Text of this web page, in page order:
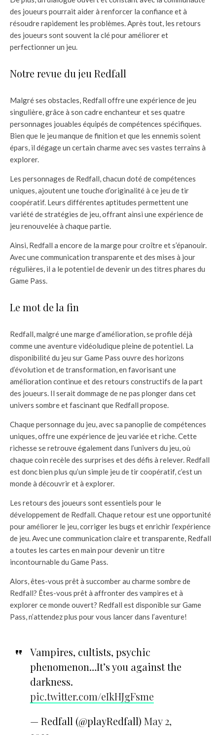
des joueurs pourrait aider à renforcer la confiance et à
résoudre rapidement les problèmes. Après tout, les retours
des joueurs sont souvent la clé pour améliorer et
perfectionner un jeu.
Notre revue du jeu Redfall
Malgré ses obstacles, Redfall offre une expérience de jeu
singulière, grâce à son cadre enchanteur et ses quatre
personnages jouables équipés de compétences spécifiques.
Bien que le jeu manque de finition et que les ennemis soient
épars, il dégage un certain charme avec ses vastes terrains à
explorer.
Les personnages de Redfall, chacun doté de compétences
uniques, ajoutent une touche d’originalité à ce jeu de tir
coopératif. Leurs différentes aptitudes permettent une
variété de stratégies de jeu, offrant ainsi une expérience de
jeu renouvelée à chaque partie.
Ainsi, Redfall a encore de la marge pour croître et s’épanouir.
Avec une communication transparente et des mises à jour
régulières, il a le potentiel de devenir un des titres phares du
Game Pass.
Le mot de la fin
Redfall, malgré une marge d’amélioration, se profile déjà
comme une aventure vidéoludique pleine de potentiel. La
disponibilité du jeu sur Game Pass ouvre des horizons
d’évolution et de transformation, en favorisant une
amélioration continue et des retours constructifs de la part
des joueurs. Il serait dommage de ne pas plonger dans cet
univers sombre et fascinant que Redfall propose.
Chaque personnage du jeu, avec sa panoplie de compétences
uniques, offre une expérience de jeu variée et riche. Cette
richesse se retrouve également dans l’univers du jeu, où
chaque coin recèle des surprises et des défis à relever. Redfall
est donc bien plus qu’un simple jeu de tir coopératif, c’est un
monde à découvrir et à explorer.
Les retours des joueurs sont essentiels pour le
développement de Redfall. Chaque retour est une opportunité
pour améliorer le jeu, corriger les bugs et enrichir l’expérience
de jeu. Avec une communication claire et transparente, Redfall
a toutes les cartes en main pour devenir un titre
incontournable du Game Pass.
Alors, êtes-vous prêt à succomber au charme sombre de
Redfall? Êtes-vous prêt à affronter des vampires et à
explorer ce monde ouvert? Redfall est disponible sur Game
Pass, n’attendez plus pour vous lancer dans l’aventure!
Vampires, cultists, psychic
phenomenon…It’s you against the
darkness.
pic.twitter.com/eIkHJgFsme
— Redfall (@playRedfall) May 2,